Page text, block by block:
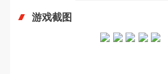
游戏截图